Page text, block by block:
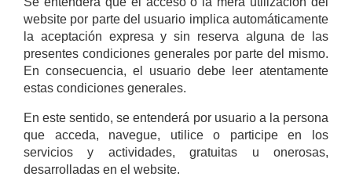
website por parte del usuario implica automáticamente
la aceptación expresa y sin reserva alguna de las
presentes condiciones generales por parte del mismo.
En consecuencia, el usuario debe leer atentamente
estas condiciones generales.
En este sentido, se entenderá por usuario a la persona
que acceda, navegue, utilice o participe en los
servicios y actividades, gratuitas u onerosas,
desarrolladas en el website.